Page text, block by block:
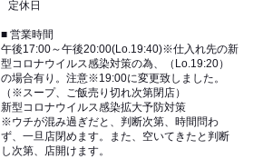
定休日
■ 営業時間
午後17:00～午後20:00(Lo.19:40)※仕入れ先の新
型コロナウイルス感染対策の為、（Lo.19:20）
の場合有り。注意※19:00に変更致しました。
（※スープ、ご飯売り切れ次第閉店）
新型コロナウイルス感染拡大予防対策
※ウチが混み過ぎだと、判断次第、時間問わ
ず、一旦店閉めます。また、空いてきたと判断
し次第、店開けます。